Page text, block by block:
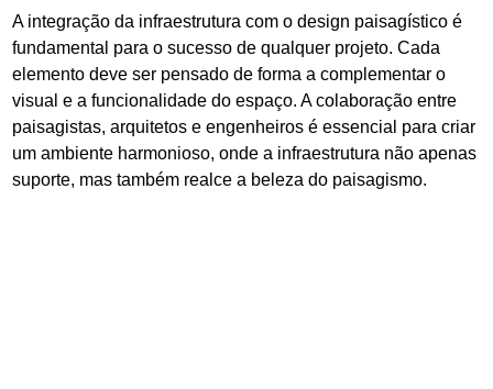
A integração da infraestrutura com o design paisagístico é
fundamental para o sucesso de qualquer projeto. Cada
elemento deve ser pensado de forma a complementar o
visual e a funcionalidade do espaço. A colaboração entre
paisagistas, arquitetos e engenheiros é essencial para criar
um ambiente harmonioso, onde a infraestrutura não apenas
suporte, mas também realce a beleza do paisagismo.